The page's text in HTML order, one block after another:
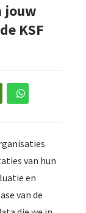
jouw
KSF
van hun
en
van de